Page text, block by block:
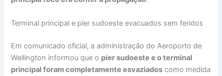
Terminal principal e píer sudoeste evacuados sem feridos
Em comunicado oficial, a administração do Aeroporto de
Wellington informou que o píer sudoeste e o terminal
principal foram completamente esvaziados como medida